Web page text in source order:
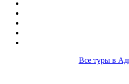
Все туры в